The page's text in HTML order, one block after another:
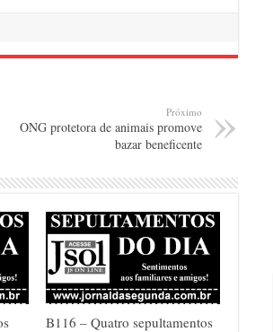
Próximo
ONG protetora de animais promove
bazar beneficente
B116 – Quatro sepultamentos